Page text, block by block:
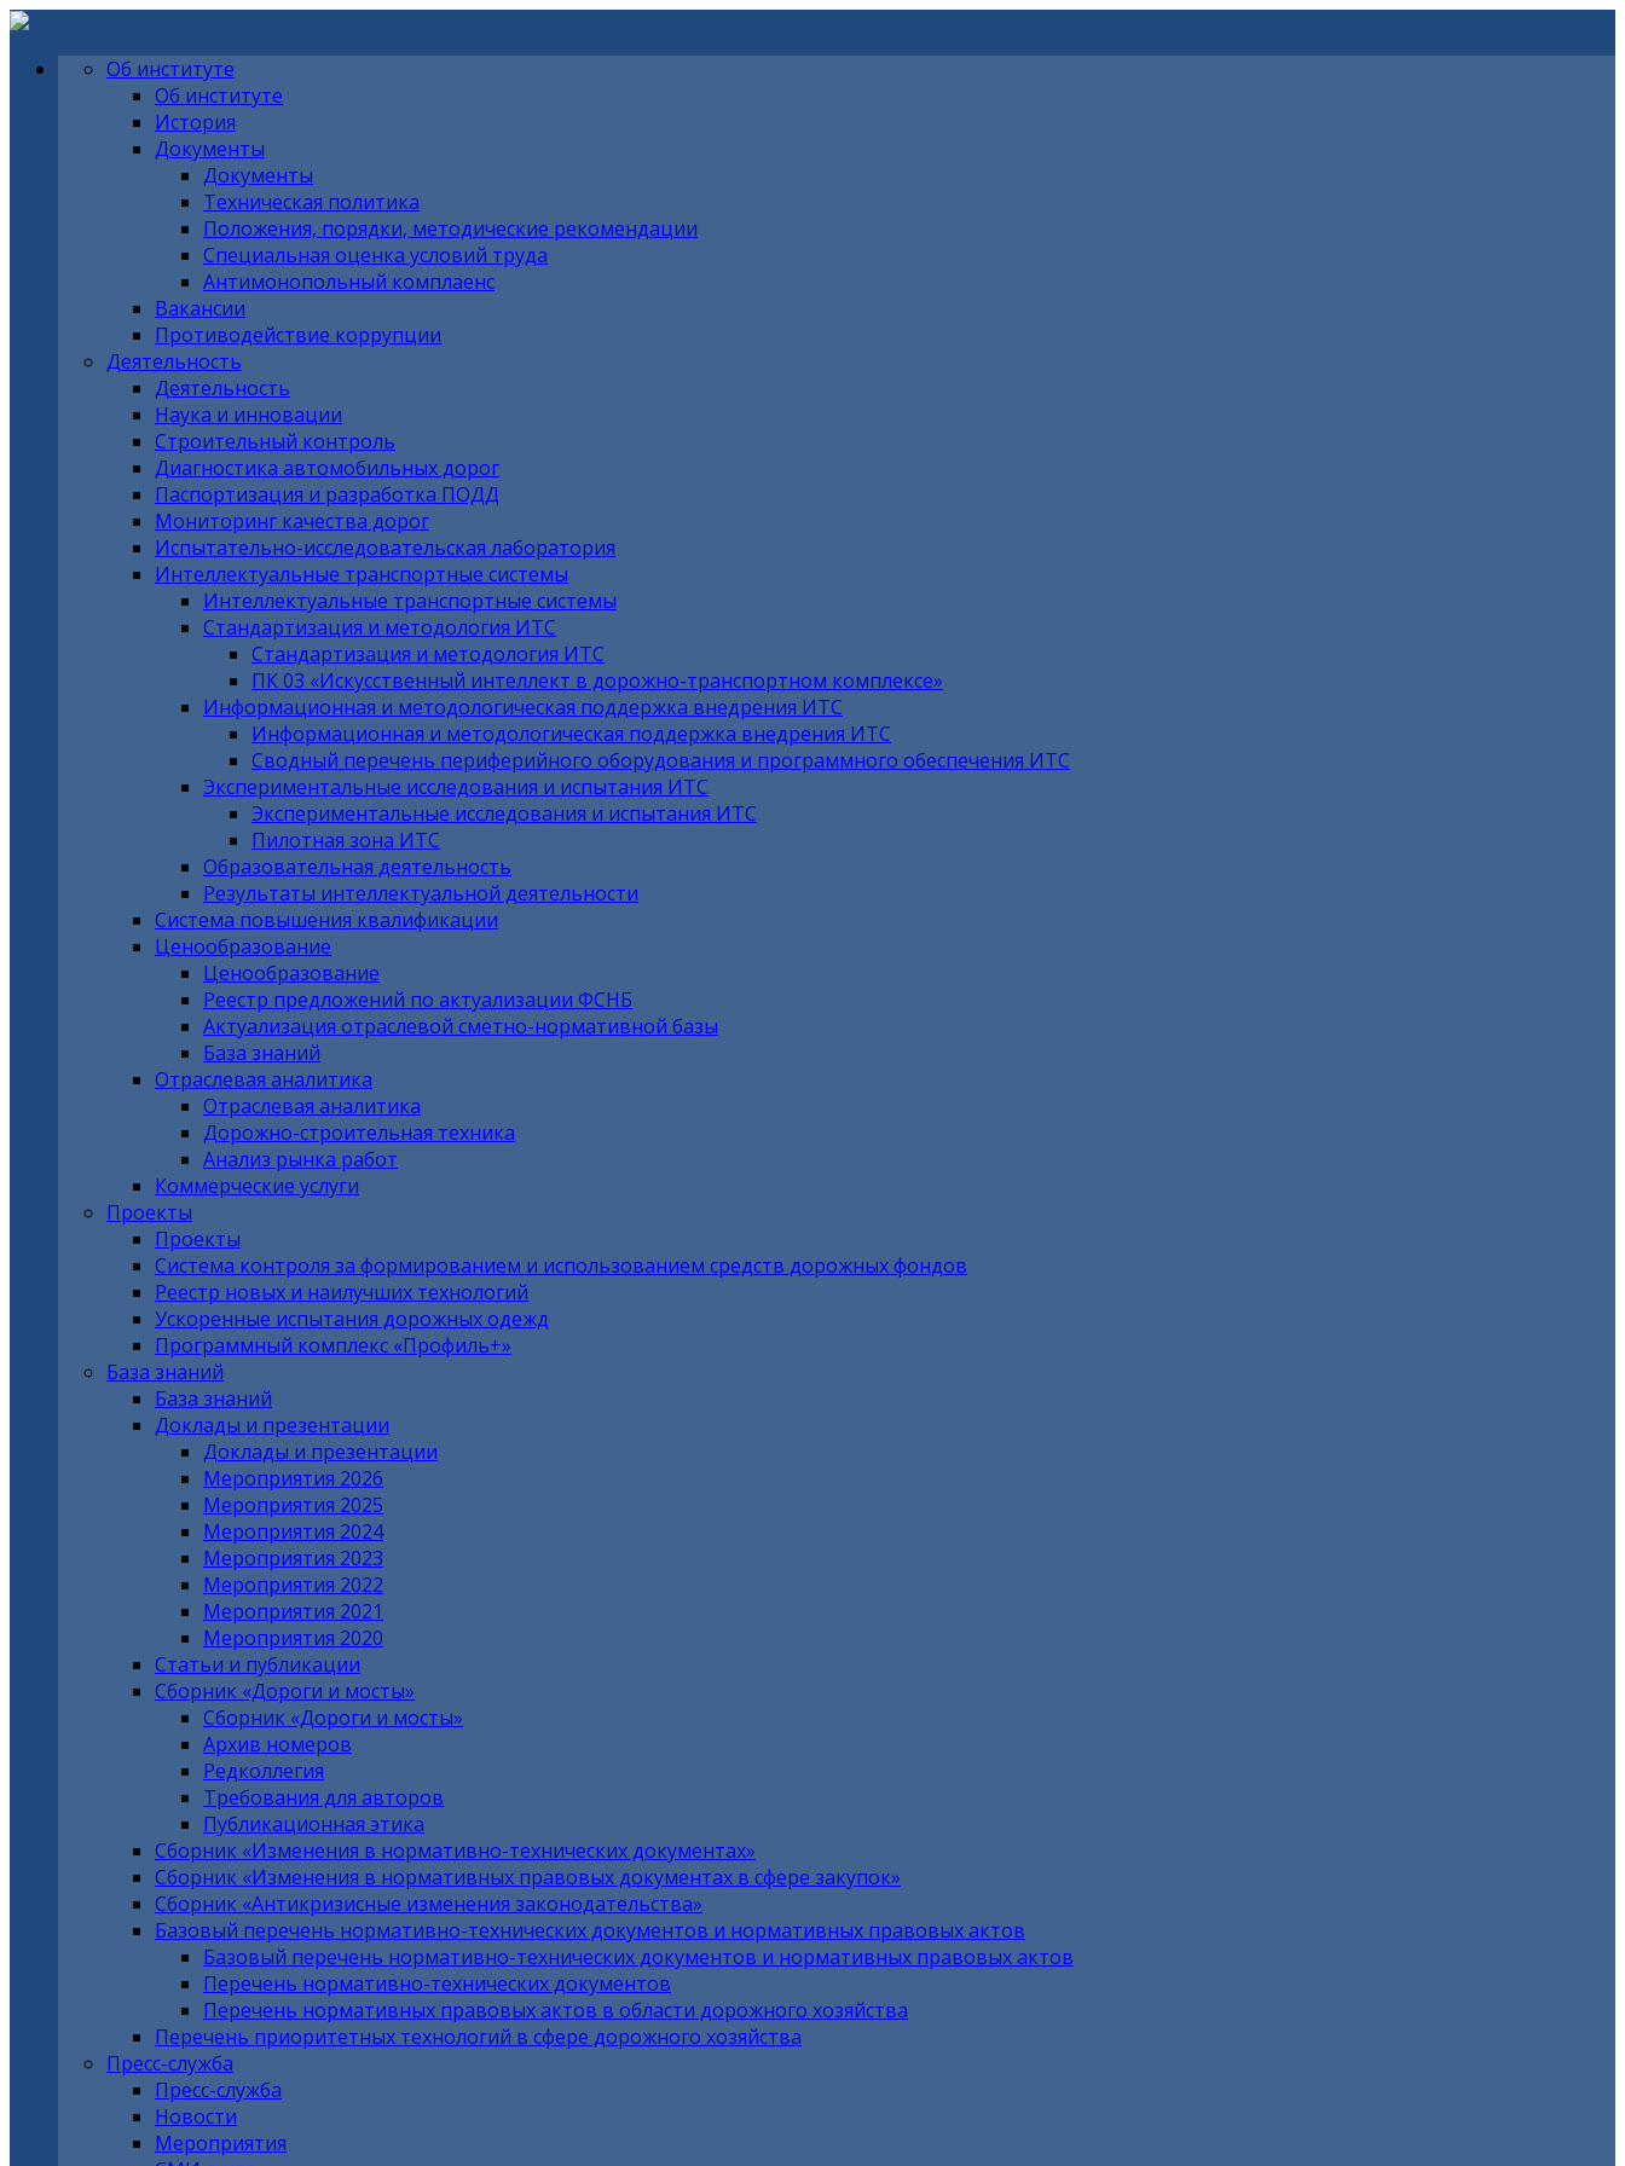
Об институте
Об институте
История
Документы
Документы
Техническая политика
Положения, порядки, методические рекомендации
Специальная оценка условий труда
Антимонопольный комплаенс
Вакансии
Противодействие коррупции
Деятельность
Деятельность
Наука и инновации
Строительный контроль
Диагностика автомобильных дорог
Паспортизация и разработка ПОДД
Мониторинг качества дорог
Испытательно-исследовательская лаборатория
Интеллектуальные транспортные системы
Интеллектуальные транспортные системы
Стандартизация и методология ИТС
Стандартизация и методология ИТС
ПК 03 «Искусственный интеллект в дорожно-транспортном комплексе»
Информационная и методологическая поддержка внедрения ИТС
Информационная и методологическая поддержка внедрения ИТС
Сводный перечень периферийного оборудования и программного обеспечения ИТС
Экспериментальные исследования и испытания ИТС
Экспериментальные исследования и испытания ИТС
Пилотная зона ИТС
Образовательная деятельность
Результаты интеллектуальной деятельности
Система повышения квалификации
Ценообразование
Ценообразование
Реестр предложений по актуализации ФСНБ
Актуализация отраслевой сметно-нормативной базы
База знаний
Отраслевая аналитика
Отраслевая аналитика
Дорожно-строительная техника
Анализ рынка работ
Коммерческие услуги
Проекты
Проекты
Система контроля за формированием и использованием средств дорожных фондов
Реестр новых и наилучших технологий
Ускоренные испытания дорожных одежд
Программный комплекс «Профиль+»
База знаний
База знаний
Доклады и презентации
Доклады и презентации
Мероприятия 2026
Мероприятия 2025
Мероприятия 2024
Мероприятия 2023
Мероприятия 2022
Мероприятия 2021
Мероприятия 2020
Статьи и публикации
Сборник «Дороги и мосты»
Сборник «Дороги и мосты»
Архив номеров
Редколлегия
Требования для авторов
Публикационная этика
Сборник «Изменения в нормативно-технических документах»
Сборник «Изменения в нормативных правовых документах в сфере закупок»
Сборник «Антикризисные изменения законодательства»
Базовый перечень нормативно-технических документов и нормативных правовых актов
Базовый перечень нормативно-технических документов и нормативных правовых актов
Перечень нормативно-технических документов
Перечень нормативных правовых актов в области дорожного хозяйства
Перечень приоритетных технологий в сфере дорожного хозяйства
Пресс-служба
Пресс-служба
Новости
Мероприятия